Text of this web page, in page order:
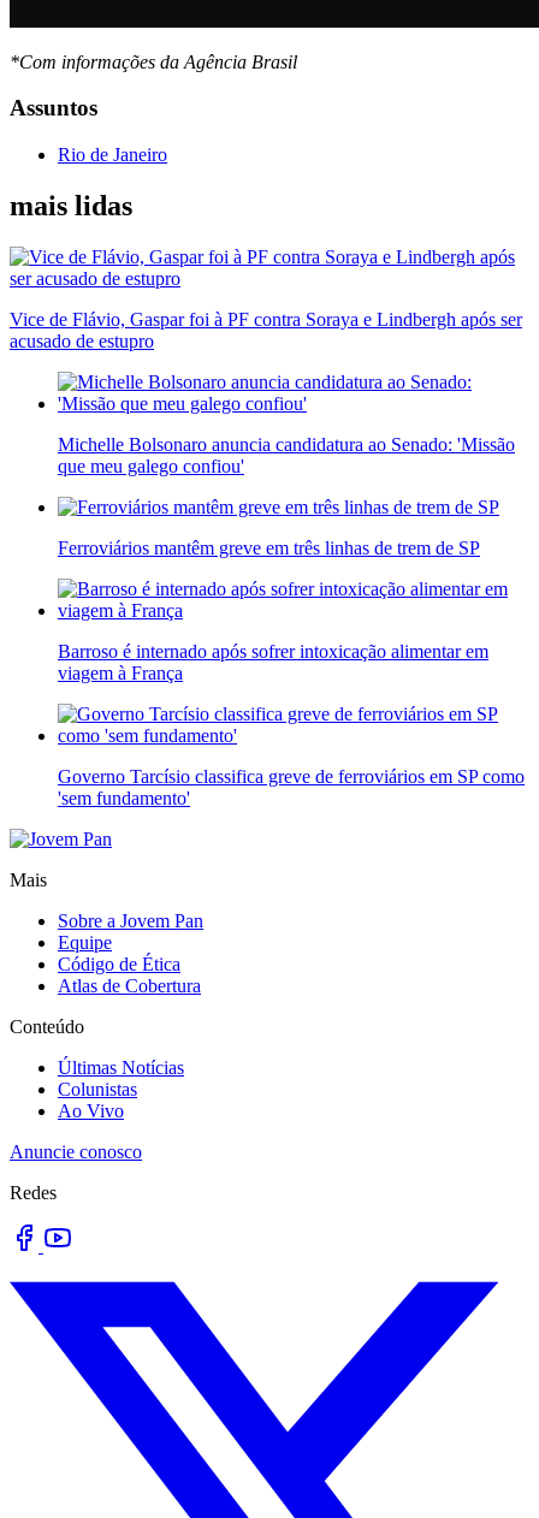
*Com informações da Agência Brasil
Assuntos
Rio de Janeiro
mais lidas
Vice de Flávio, Gaspar foi à PF contra Soraya e Lindbergh após ser
acusado de estupro
Michelle Bolsonaro anuncia candidatura ao Senado: 'Missão
que meu galego confiou'
Ferroviários mantêm greve em três linhas de trem de SP
Barroso é internado após sofrer intoxicação alimentar em
viagem à França
Governo Tarcísio classifica greve de ferroviários em SP como
'sem fundamento'
Mais
Sobre a Jovem Pan
Equipe
Código de Ética
Atlas de Cobertura
Conteúdo
Últimas Notícias
Colunistas
Ao Vivo
Anuncie conosco
Redes